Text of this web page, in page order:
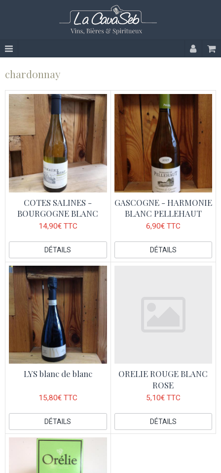
chardonnay
COTES SALINES -
BOURGOGNE BLANC
14,90€ TTC
DÉTAILS
GASCOGNE - HARMONIE
BLANC PELLEHAUT
6,90€ TTC
DÉTAILS
LYS blanc de blanc
15,80€ TTC
DÉTAILS
ORELIE ROUGE BLANC
ROSE
5,10€ TTC
DÉTAILS